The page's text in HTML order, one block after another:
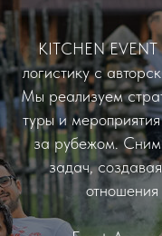
KITCHEN EVENT
логистику с
Мы реализуем
туры и
за рубежом.
задач,